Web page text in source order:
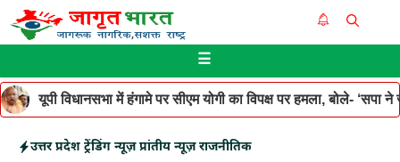
Skip
to
☰
यूपी विधानसभा में हंगामे पर सीएम योगी का विपक्ष पर हमला, बोले- ‘सपा ने
उत्तर प्रदेश ट्रेंडिंग न्यूज़ प्रांतीय न्यूज़ राजनीतिक